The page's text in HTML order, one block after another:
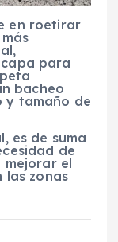
en roetirar
para
bacheo
y tamaño de
es de suma
de
el
las zonas